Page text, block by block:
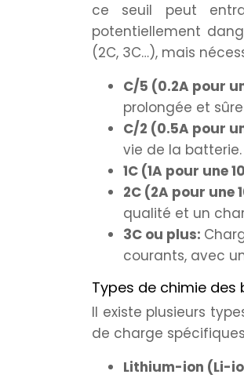
ce seuil peut
potentiellement
(2C, 3C…), mais
C/5 (0.2A pour
prolongée et
C/2 (0.5A pour
vie de la batterie.
1C (1A pour une
2C (2A pour une
qualité et un
3C ou plus:
courants, avec
Types de chimie des
Il existe plusieurs
de charge
Lithium-ion (Li-